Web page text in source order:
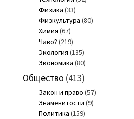
Физика (33)
Физкультура (80)
Химия (67)
Чаво? (219)
Экология (135)
Экономика (80)
Общество (413)
Закон и право (57)
Знаменитости (9)
Политика (159)